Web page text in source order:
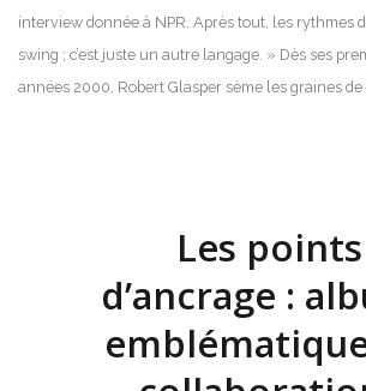
interview donnée à NPR. Après tout, les rythmes
swing ; c’est juste un autre langage. » Dès ses
années 2000, Robert Glasper sème les graines
Les points
d’ancrage :